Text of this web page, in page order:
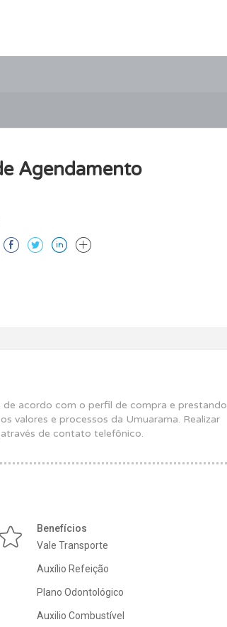
Agendamento
de acordo com o perfil de compra e prestando
valores e processos da Umuarama. Realizar
de contato telefônico.
Benefícios
Vale Transporte
Auxílio Refeição
Plano Odontológico
Auxilio Combustível